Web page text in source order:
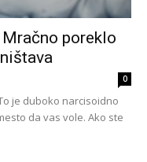
poreklo
0
je duboko narcisoidno
da vas vole. Ako ste